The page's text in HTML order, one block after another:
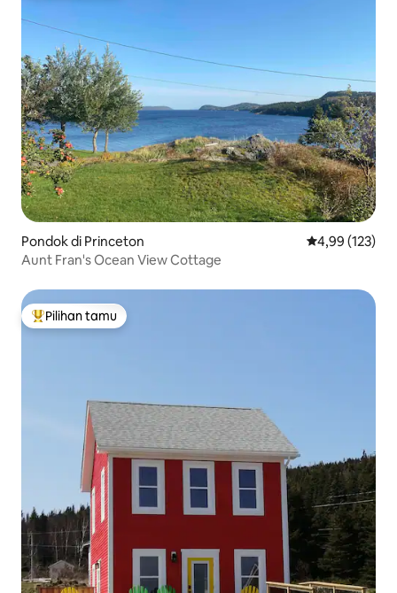
Pondok di Princeton Nilai rata-rata
4,99 (123)
Aunt Fran's Ocean View Cottage
Pilihan tamu terpopuler
Pilihan tamu